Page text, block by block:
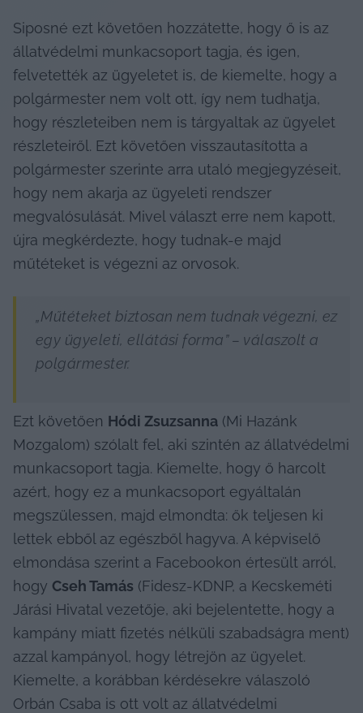
Siposné ezt követően hozzátette, hogy ő is az
állatvédelmi munkacsoport tagja, és igen,
felvetették az ügyeletet is, de kiemelte, hogy a
polgármester nem volt ott, így nem tudhatja,
hogy részleteiben nem is tárgyaltak az ügyelet
részleteiről. Ezt követően visszautasította a
polgármester szerinte arra utaló megjegyzéseit,
hogy nem akarja az ügyeleti rendszer
megvalósulását. Mivel választ erre nem kapott,
újra megkérdezte, hogy tudnak-e majd
műtéteket is végezni az orvosok.
„Műtéteket biztosan nem tudnak végezni, ez
egy ügyeleti, ellátási forma” – válaszolt a
polgármester.
Ezt követően Hódi Zsuzsanna (Mi Hazánk
Mozgalom) szólalt fel, aki szintén az állatvédelmi
munkacsoport tagja. Kiemelte, hogy ő harcolt
azért, hogy ez a munkacsoport egyáltalán
megszülessen, majd elmondta: ők teljesen ki
lettek ebből az egészből hagyva. A képviselő
elmondása szerint a Facebookon értesült arról,
hogy Cseh Tamás (Fidesz-KDNP, a Kecskeméti
Járási Hivatal vezetője, aki bejelentette, hogy a
kampány miatt fizetés nélküli szabadságra ment)
azzal kampányol, hogy létrejön az ügyelet.
Kiemelte, a korábban kérdésekre válaszoló
Orbán Csaba is ott volt az állatvédelmi